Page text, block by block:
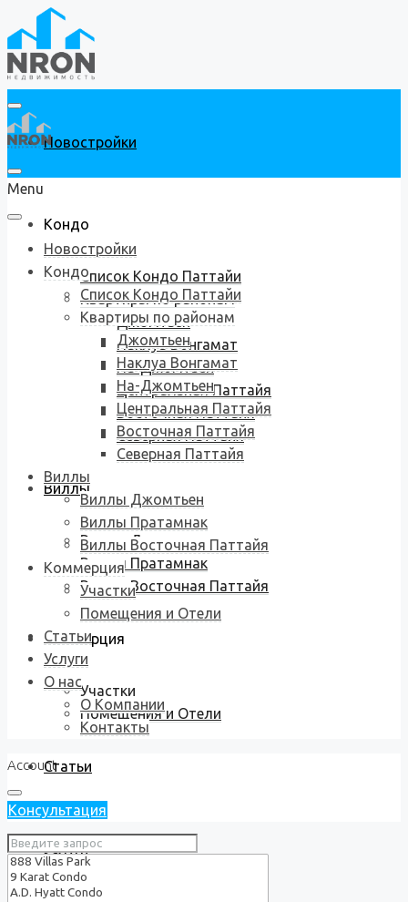
Новостройки
Кондо
Список Кондо Паттайи
Квартиры по районам
Джомтьен
Наклуа Вонгамат
На-Джомтьен
Центральная Паттайя
Восточная Паттайя
Северная Паттайя
Виллы
Виллы Джомтьен
Виллы Пратамнак
Виллы Восточная Паттайя
Коммерция
Участки
Помещения и Отели
Статьи
Услуги
Menu
Новостройки
Кондо
Список Кондо Паттайи
Квартиры по районам
Джомтьен
Наклуа Вонгамат
На-Джомтьен
Центральная Паттайя
Восточная Паттайя
Северная Паттайя
Виллы
Виллы Джомтьен
Виллы Пратамнак
Виллы Восточная Паттайя
Коммерция
Участки
Помещения и Отели
Статьи
Услуги
О нас
О Компании
Контакты
Account
Консультация